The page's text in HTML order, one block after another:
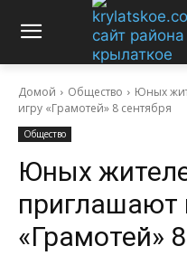
Домой Общество
Юных
игру «Грамотей» 8 сентября
Общество
Юных
приглашают
«Грамотей»